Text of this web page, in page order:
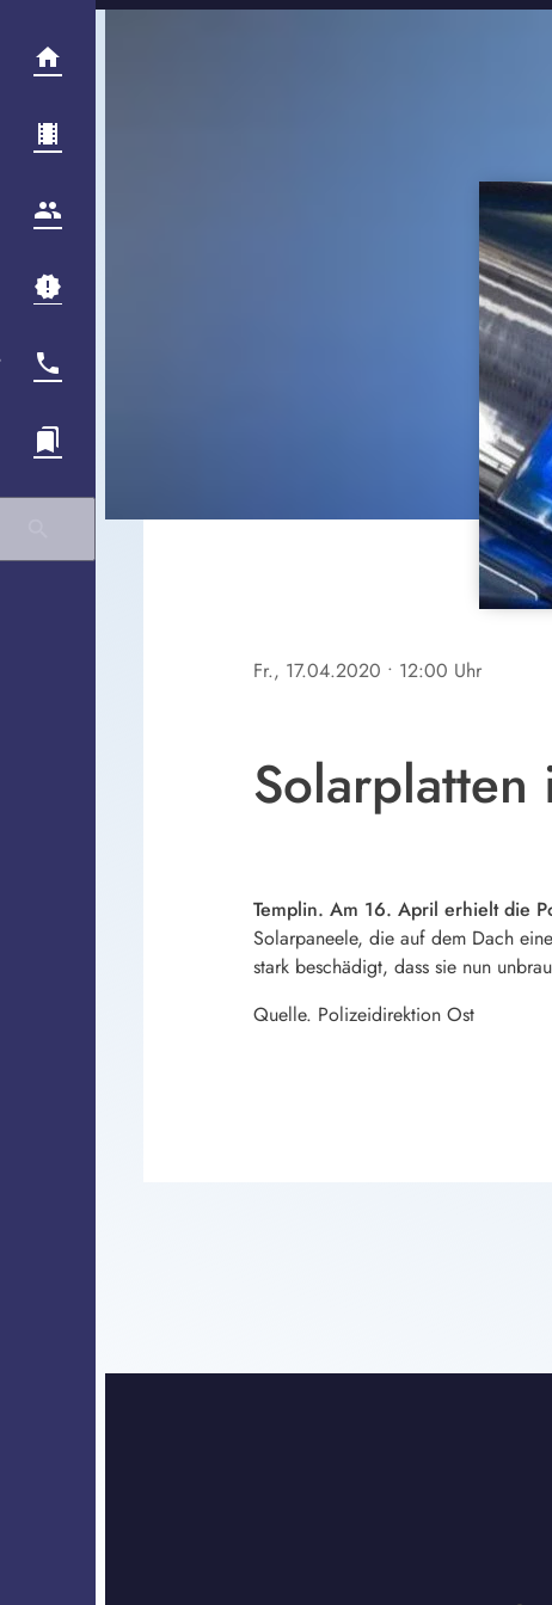
Fr., 17.04.2020 • 12:00 Uhr
Solarplatten
Templin. Am 16. April erhielt die
Solarpaneele, die auf dem Dach
stark beschädigt, dass sie nun
Quelle. Polizeidirektion Ost